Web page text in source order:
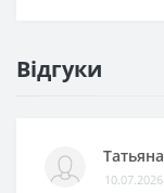
Відгуки
Татьяна
10.07.2026